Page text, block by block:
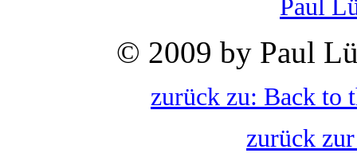
Paul
© 2009 by Paul
zurück zu: Back to
zurück